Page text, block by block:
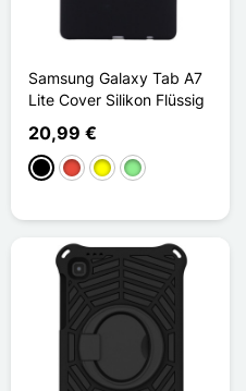
Samsung Galaxy Tab A7
Lite Cover Silikon Flüssig
20,99 €
Schwarz
Rot GelbHellgrün